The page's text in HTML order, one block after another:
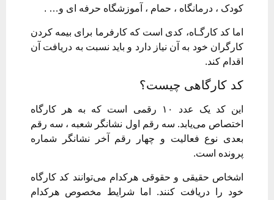
کودک ، درمانگاه ، حمام ، آموزشگاه حرفه ای و… .
اما کد کارگـاه، کدی است که کارفرما برای بیمه کردن
کارگران خود به آن نیاز دارد و باید نسبت به دریافت آن
اقدام کند.
کد کارگاهی چیست؟
این کد یک عدد ۱۰ رقمی است که به هر کارگاه
اختصاص می‌یابد. سه رقم اول نشانگر شعبه ، سه رقم
بعدی نوع فعالیت و چهار رقم آخر نشانگر شماره
پرونده است.
اشخاص حقیقی و حقوقی هرکدام می‌توانند کد کارگاه
خود را دریافت کنند. اما شرایط مخصوص هرکدام